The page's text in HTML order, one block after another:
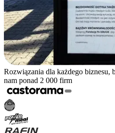
Rozwiązania dla każdego biznesu,
nam ponad 2 000 firm